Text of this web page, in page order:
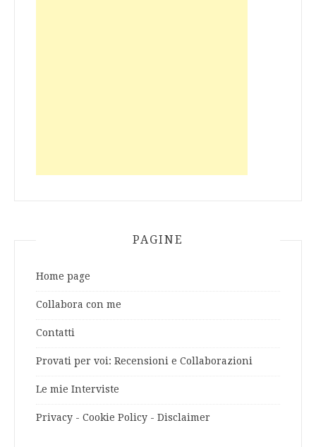
PAGINE
Home page
Collabora con me
Contatti
Provati per voi: Recensioni e Collaborazioni
Le mie Interviste
Privacy - Cookie Policy - Disclaimer